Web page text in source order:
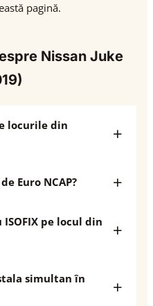
pagină.
Nissan Juke
locurile din
Euro NCAP?
pe locul din
simultan în